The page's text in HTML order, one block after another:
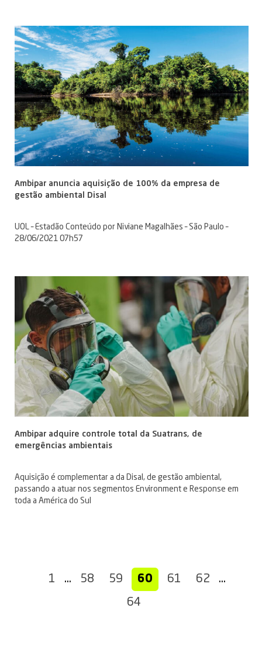
Ambipar anuncia aquisição de 100% da empresa de
gestão ambiental Disal
UOL – Estadão Conteúdo por Niviane Magalhães – São Paulo –
28/06/2021 07h57
Ambipar adquire controle total da Suatrans, de
emergências ambientais
Aquisição é complementar a da Disal, de gestão ambiental,
passando a atuar nos segmentos Environment e Response em
toda a América do Sul
1 … 58 59 60 61 62
…
64